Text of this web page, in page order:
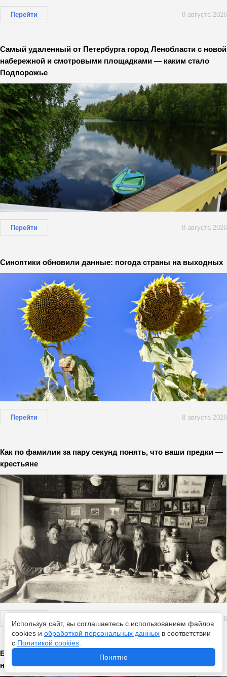
Перейти 8 августа 2026
Самый удаленный от Петербурга город Ленобласти с новой
набережной и смотровыми площадками — каким стало
Подпорожье
Перейти 8 августа 2026
Синоптики обновили данные: погода страны на выходных
Перейти 8 августа 2026
Как по фамилии за пару секунд понять, что ваши предки —
крестьяне
8 августа 2026
Беру 3 яблока: потрясающий пирог на всю неделю готов –
на аромат сбегутся соседи
Используя сайт, вы соглашаетесь с использованием файлов
cookies и обработкой персональных данных в соответствии
с Политикой cookies
Понятно